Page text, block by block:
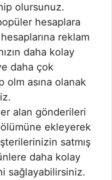
olursunuz.
hesaplara
reklam
daha kolay
daha çok
olm asına olanak
alan gönderileri
ekleyerek
satmış
daha kolay
sağlayabilirsiniz.